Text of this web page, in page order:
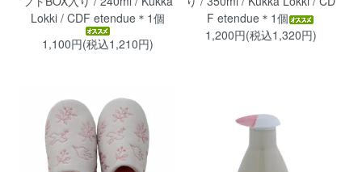
Lokki / CDF etendue＊1個
1,100円(税込1,210円)
F etendue＊1個
1,200円(税込1,320円)